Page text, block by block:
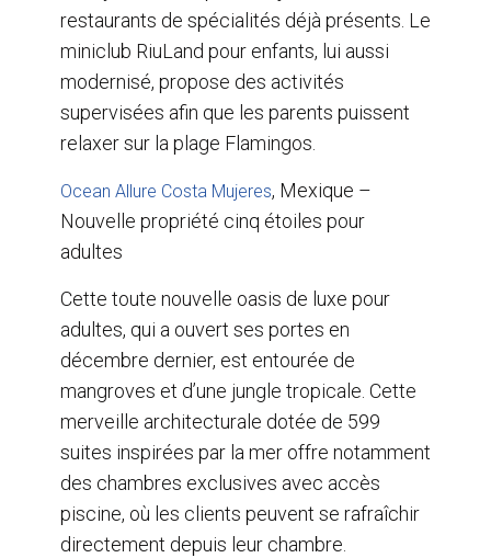
restaurants de spécialités déjà présents. Le
miniclub RiuLand pour enfants, lui aussi
modernisé, propose des activités
supervisées afin que les parents puissent
relaxer sur la plage Flamingos.
Ocean Allure Costa Mujeres, Mexique –
Nouvelle propriété cinq étoiles pour
adultes
Cette toute nouvelle oasis de luxe pour
adultes, qui a ouvert ses portes en
décembre dernier, est entourée de
mangroves et d’une jungle tropicale. Cette
merveille architecturale dotée de 599
suites inspirées par la mer offre notamment
des chambres exclusives avec accès
piscine, où les clients peuvent se rafraîchir
directement depuis leur chambre.